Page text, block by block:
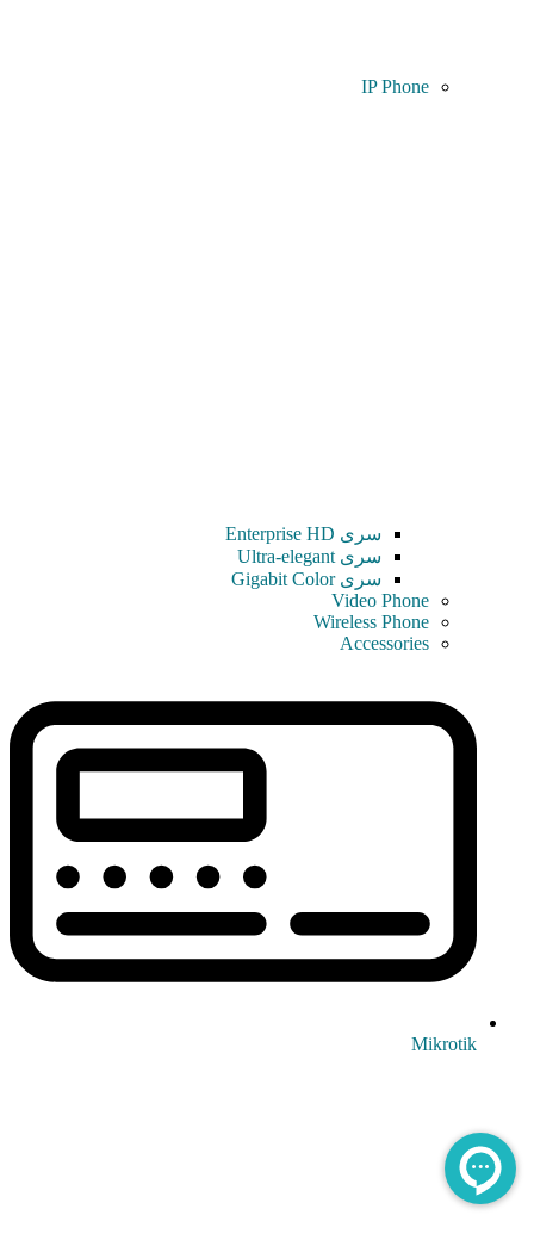
IP Phone
سری Enterprise HD
سری Ultra-elegant
سری Gigabit Color
Video Phone
Wireless Phone
Accessories
Mikrotik